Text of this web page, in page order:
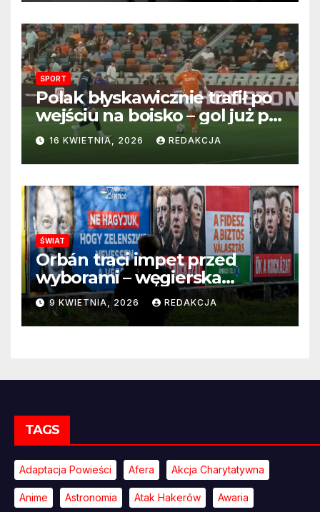
SPORT
Polak błyskawicznie trafił po
wejściu na boisko – gol już po
22 sekundach!
16 KWIETNIA, 2026 REDAKCJA
ŚWIAT
Orbán traci impet przed
wyborami – węgierska
propaganda przestaje
przekonywać
9 KWIETNIA, 2026 REDAKCJA
TAGS
Adaptacja Powieści Afera Akcja Charytatywna
Anime Astronomia Atak Hakerów Awaria